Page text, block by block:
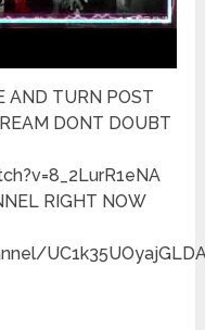
AND TURN POST
DONT DOUBT
RIGHT NOW